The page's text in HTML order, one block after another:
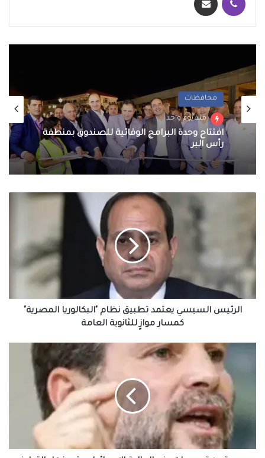
محافظات
منذ يوم واحد
افتتاح وحدة البرامج الوقائية للصندوق بمنطقة
رأس البر
معرض الصور
منذ يوم واحد
احتفالات جماهير طرابزون سبور بصفقة القرن
المصرية"
موازٍ
للثانويةالرئيس السيسي يعتمد تطبيق نظام "البكالوريا المصرية"
كمسار موازٍ للثانوية العامة
تصريحات
الاسرائيلي
بالتطرف